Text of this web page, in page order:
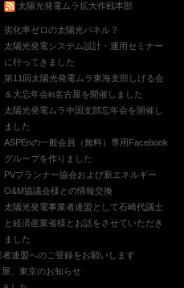
太陽光発電ムラ拡大作戦本部
劣化率ゼロの太陽光パネル？
太陽光発電システム設計・運用セミナー
に行ってきました
第11回太陽光発電ムラ東海支部しげる会
＆大忘年会in名古屋を開催しました
太陽光発電ムラ中国支部忘年会を開催し
ました
ASPEnの一般会員（無料）専用Facebook
グループを作りました
PVプランナー協会および新エネルギー
O&M協議会様との情報交換
太陽光発電事業者連盟として石崎代議士
と経済産業省様とお話をさせていただき
ました
者連盟へのご登録をお願いします
、東京のお知らせ